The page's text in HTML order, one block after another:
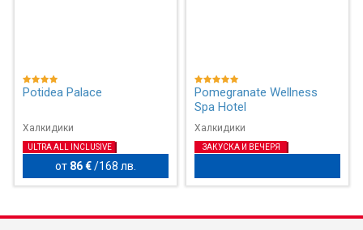
Potidea Palace
Халкидики
ULTRA ALL INCLUSIVE
от 86 € / 168 лв.
Pomegranate Wellness
Spa Hotel
Халкидики
ЗАКУСКА И ВЕЧЕРЯ